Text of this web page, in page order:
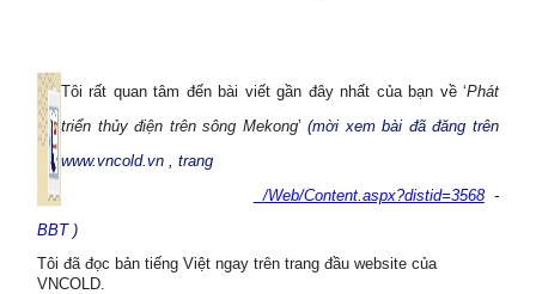
Tôi rất quan tâm đến bài viếtgần đây nhất củabạn về ‘Phát
triển thủy điện trên sông Mekong’ (mời xem bài đã đăng trên
www.vncold.vn , trang
/Web/Content.aspx?distid=3568-
BBT )
Tôi đãđọc bản tiếng Việt ngay trên trang đầu website của
VNCOLD.